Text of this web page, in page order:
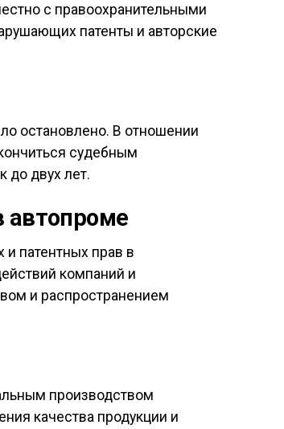
с правоохранительными
патенты и авторские
остановлено. В отношении
судебным
двух лет.
автопроме
патентных прав в
компаний и
и распространением
производством
качества продукции и